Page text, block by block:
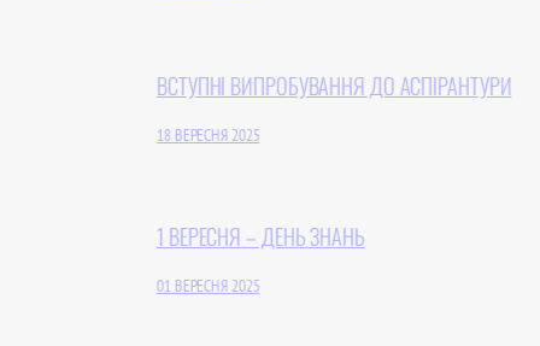
ВСТУПНІ ВИПРОБУВАННЯ ДО АСПІРАНТУРИ
18 ВЕРЕСНЯ 2025
1 ВЕРЕСНЯ – ДЕНЬ ЗНАНЬ
01 ВЕРЕСНЯ 2025